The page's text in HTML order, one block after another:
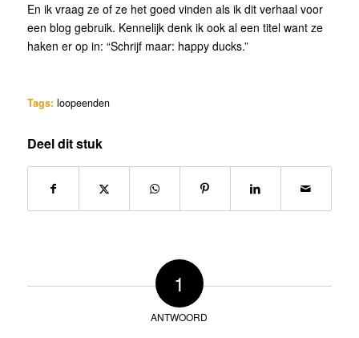
En ik vraag ze of ze het goed vinden als ik dit verhaal voor
een blog gebruik. Kennelijk denk ik ook al een titel want ze
haken er op in: “Schrijf maar: happy ducks.”
Tags: loopeenden
Deel dit stuk
1
ANTWOORD